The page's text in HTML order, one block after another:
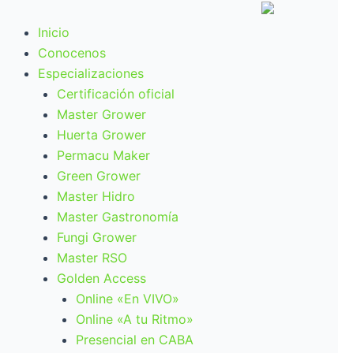
contenido
Inicio
Conocenos
Especializaciones
Certificación oficial
Master Grower
Huerta Grower
Permacu Maker
Green Grower
Master Hidro
Master Gastronomía
Fungi Grower
Master RSO
Golden Access
Online «En VIVO»
Online «A tu Ritmo»
Presencial en CABA